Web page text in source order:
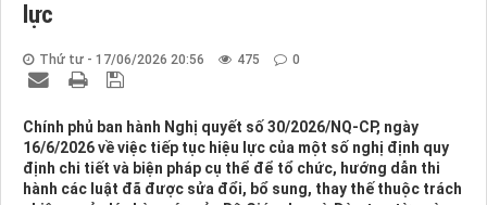
lực
Thứ tư - 17/06/2026 20:56 475 0
Chính phủ ban hành Nghị quyết số 30/2026/NQ-CP, ngày
16/6/2026 về việc tiếp tục hiệu lực của một số nghị định quy
định chi tiết và biện pháp cụ thể để tổ chức, hướng dẫn thi
hành các luật đã được sửa đổi, bổ sung, thay thế thuộc trách